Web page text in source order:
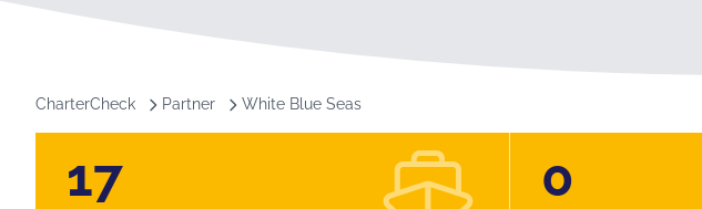
CharterCheck Partner White Blue Seas
17 0